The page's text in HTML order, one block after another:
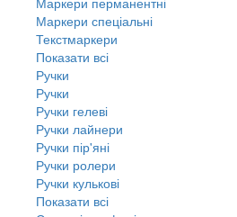
Маркери спеціальні
Текстмаркери
Показати всі
Ручки
Ручки
Ручки гелеві
Ручки лайнери
Ручки пір'яні
Ручки ролери
Ручки кулькові
Показати всі